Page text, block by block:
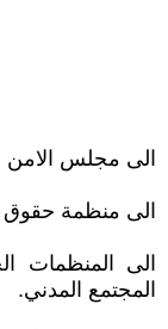
الى مجلس الامن
الى منظمة حقوق
الى المنظمات
المجتمع المدني.